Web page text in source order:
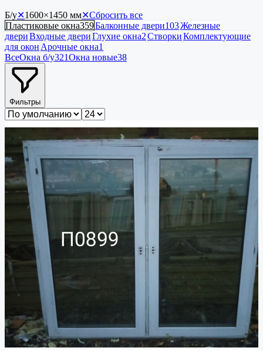
Б/у✕1600×1450 мм✕Сбросить все
Пластиковые окна359Балконные двери103Железные
двериВходные двериГлухие окна2СтворкиКомплектующие
для окон Арочные окна1
ВсеОкна б/у321Окна новые38
Фильтры